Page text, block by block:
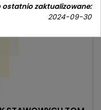
ostatnio zaktualizowane:
2024-09-30